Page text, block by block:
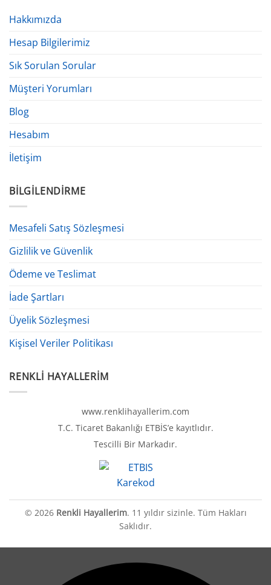
Hakkımızda
Hesap Bilgilerimiz
Sık Sorulan Sorular
Müşteri Yorumları
Blog
Hesabım
İletişim
BILGILENDIRME
Mesafeli Satış Sözleşmesi
Gizlilik ve Güvenlik
Ödeme ve Teslimat
İade Şartları
Üyelik Sözleşmesi
Kişisel Veriler Politikası
RENKLI HAYALLERIM
www.renklihayallerim.com
T.C. Ticaret Bakanlığı ETBİS’e kayıtlıdır.
Tescilli Bir Markadır.
© 2026 Renkli Hayallerim. 11 yıldır sizinle. Tüm Hakları
Saklıdır.